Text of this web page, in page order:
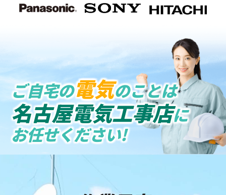
ご自宅の電気のことは
名古屋電気工事店に
お任せください!